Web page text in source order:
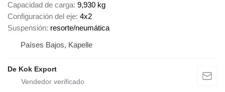
Capacidad de carga 9,930 kg
Configuración del eje 4x2
Suspensión resorte/neumática
Países Bajos, Kapelle
De Kok Export